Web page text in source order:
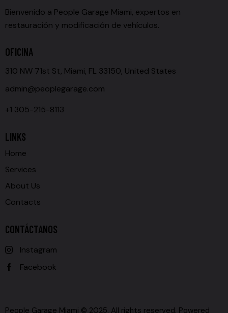
Bienvenido a People Garage Miami, expertos en
restauración y modificación de vehículos.
OFICINA
310 NW 71st St, Miami, FL 33150, United States
admin@peoplegarage.com
+1 305-215-8113
LINKS
Home
Services
About Us
Contacts
CONTÁCTANOS
Instagram
Facebook
People Garage Miami © 2025. All rights reserved. Powered